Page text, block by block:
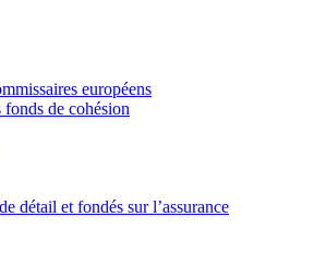
européens
de cohésion
détail et fondés sur l’assurance